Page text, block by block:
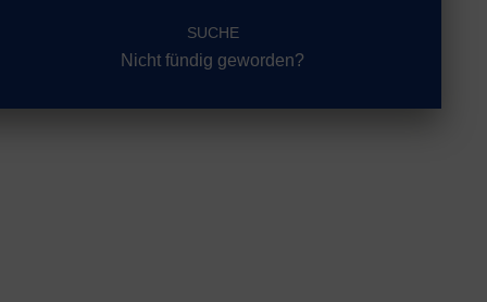
SUCHE
Nicht fündig geworden?